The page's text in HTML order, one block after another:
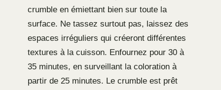
crumble en émiettant bien sur toute la
surface. Ne tassez surtout pas, laissez des
espaces irréguliers qui créeront différentes
textures à la cuisson. Enfournez pour 30 à
35 minutes, en surveillant la coloration à
partir de 25 minutes. Le crumble est prêt